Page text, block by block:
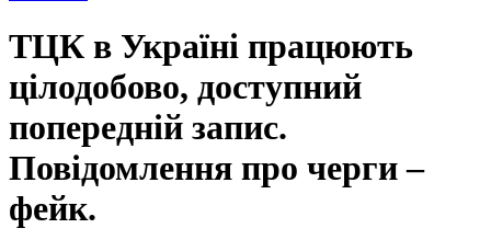
ТЦК в Україні працюють
цілодобово, доступний
попередній запис.
Повідомлення про черги –
фейк.